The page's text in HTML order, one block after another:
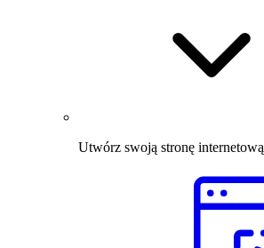
Utwórz swoją stronę internetową